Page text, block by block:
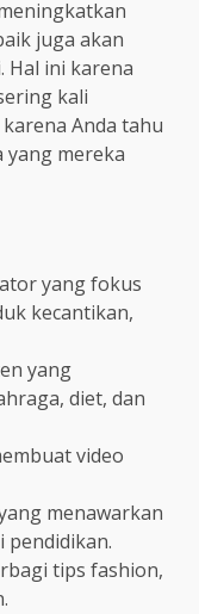
juga akan
Hal ini karena
kali
Anda tahu
yang mereka
yang fokus
kecantikan,
yang
diet, dan
video
menawarkan
tips fashion,